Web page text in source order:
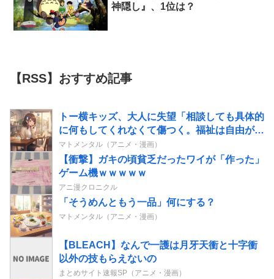
神隠し』、1位は？
【RSS】おすすめ記事
トー横キッズ、大人に失望「相談しても具体的
に何もしてくれなくて傷つく。福祉は自由が奪
われる」
マトメンタル（アニメ・漫画）
【衝撃】ガキの頃貧乏だったワイが「作った」
ゲーム機ｗｗｗｗｗ
アニ漫クロニクル
「そうめんともう一品」何にする？
マトメンタル（アニメ・漫画）
【BLEACH】なんで一護は月牙天衝と十字衝
以外の技もらえないの
まとめサイト速報SP（アニメ・漫画）